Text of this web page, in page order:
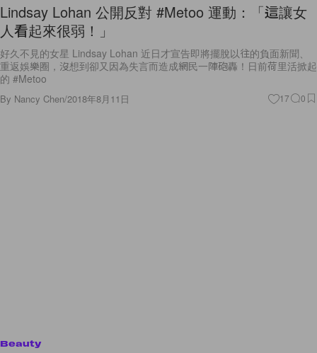
Lindsay Lohan 公開反對 #Metoo 運動：「這讓女
人看起來很弱！」
好久不見的女星 Lindsay Lohan 近日才宣告即將擺脫以往的負面新聞、
重返娛樂圈，沒想到卻又因為失言而造成網民一陣砲轟！日前荷里活掀起
的 #Metoo
By Nancy Chen/2018年8月11日 17 0
Beauty